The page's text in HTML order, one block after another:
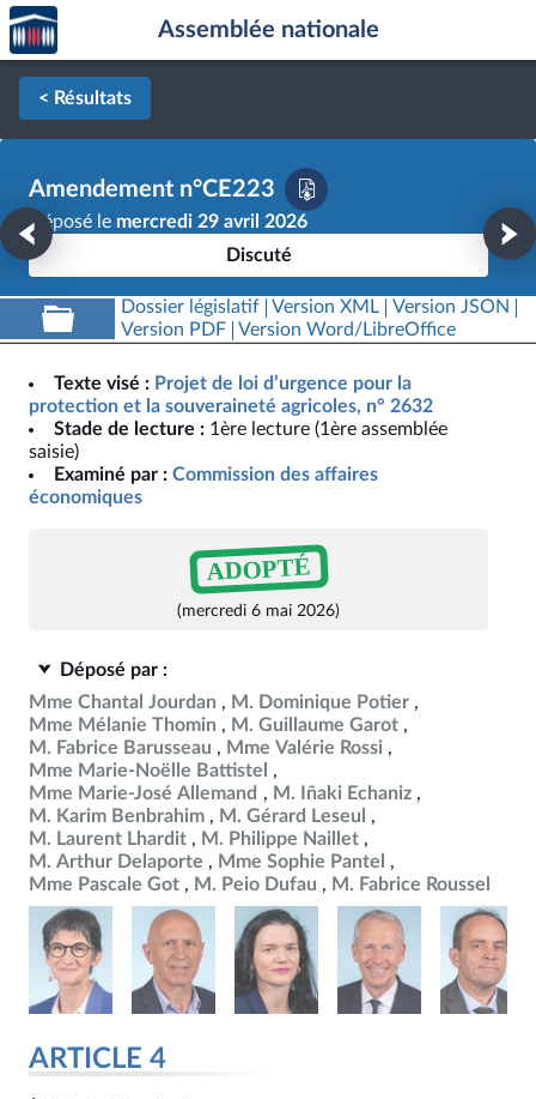
Aller au contenu
Aller en bas de la page
Accèder
à la
page
d'accueil
Assemblée nationale
< Résultats
Amendement n°CE223
Déposé le mercredi 29 avril 2026
Discuté
Dossier législatif Version XML
Version JSON
Version PDF
Version Word/LibreOffice
Texte visé : Projet de loi d’urgence pour la
protection et la souveraineté agricoles, n° 2632
Stade de lecture : 1ère lecture (1ère assemblée
saisie)
Examiné par : Commission des affaires
économiques
ADOPTÉ
(mercredi 6 mai 2026)
Déposé par :
Mme Chantal Jourdan
M. Dominique Potier
Mme Mélanie Thomin
M. Guillaume Garot
M. Fabrice Barusseau
Mme Valérie Rossi
Mme Marie-Noëlle Battistel
Mme Marie-José Allemand
M. Iñaki Echaniz
M. Karim Benbrahim
M. Gérard Leseul
M. Laurent Lhardit
M. Philippe Naillet
M. Arthur Delaporte
Mme Sophie Pantel
Mme Pascale Got
M. Peio Dufau M. Fabrice Roussel
ARTICLE 4